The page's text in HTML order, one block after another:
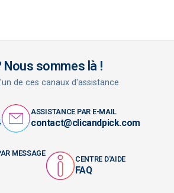
Nous sommes là !
de ces canaux d'assistance
ASSISTANCE PAR E-MAIL
contact@clicandpick.com
MESSAGE
CENTRE D'AIDE
FAQ